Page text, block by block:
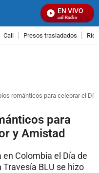
EN VIVO
Señal Visual Radio
Cali Presos trasladados
románticos para celebrar el Día
para
y Amistad
Colombia el Día de
BLU se hizo